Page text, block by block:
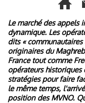
Le marché des appels
dynamique. Les
dits «
originaires du
France tout comme
opérateurs
stratégies pour faire
le même temps,
position des MVNO.